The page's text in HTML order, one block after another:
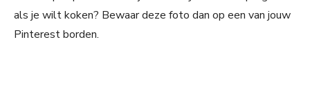
als je wilt koken? Bewaar deze foto dan op een van jouw
Pinterest borden.